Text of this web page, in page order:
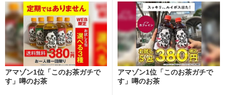
アマゾン1位「このお茶ガチで
す」噂のお茶
アマゾン1位「このお茶ガチで
す」噂のお茶